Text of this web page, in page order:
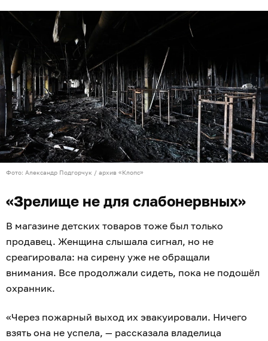
Фото: Александр Подгорчук / архив «Клопс»
«Зрелище не для слабонервных»
В магазине детских товаров тоже был только
продавец. Женщина слышала сигнал, но не
среагировала: на сирену уже не обращали
внимания. Все продолжали сидеть, пока не подошёл
охранник.
«Через пожарный выход их эвакуировали. Ничего
взять она не успела, — рассказала владелица